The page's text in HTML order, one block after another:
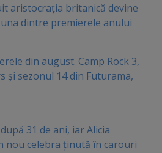
aristocrația britanică devine
una dintre premierele anului
din august. Camp Rock 3,
și sezonul 14 din Futurama,
31 de ani, iar Alicia
nou celebra ținută în carouri